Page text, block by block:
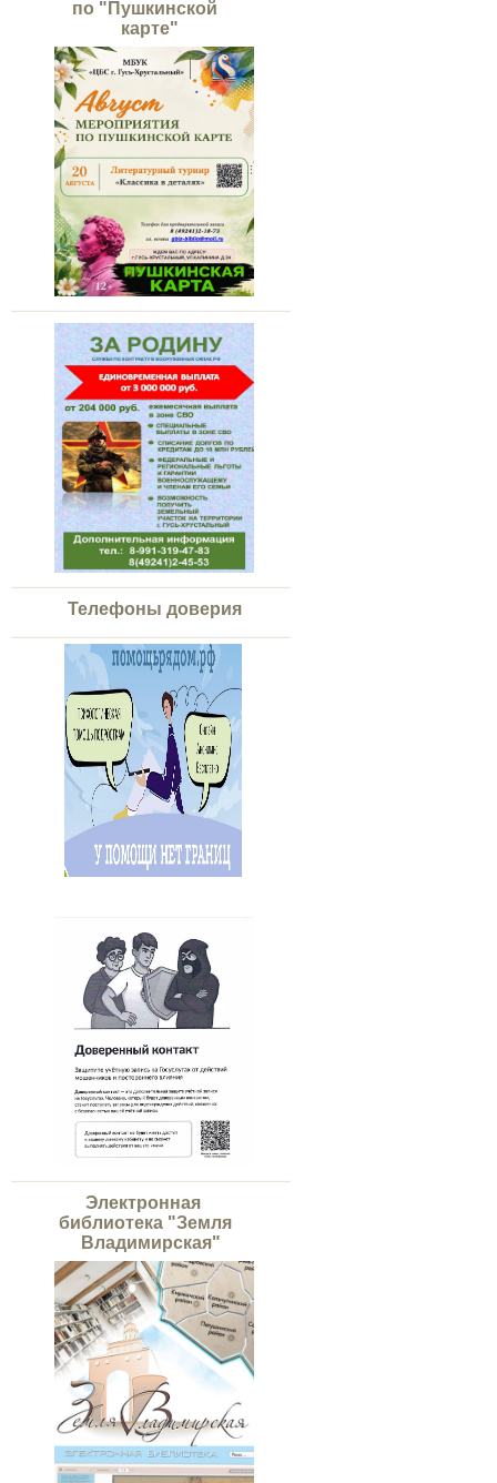
по "Пушкинской
карте"
Телефоны доверия
Электронная
библиотека "Земля
Владимирская"